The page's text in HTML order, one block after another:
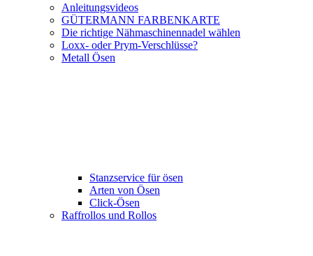
Anleitungsvideos
GÜTERMANN FARBENKARTE
Die richtige Nähmaschinennadel wählen
Loxx- oder Prym-Verschlüsse?
Metall Ösen
Stanzservice für ösen
Arten von Ösen
Click-Ösen
Raffrollos und Rollos